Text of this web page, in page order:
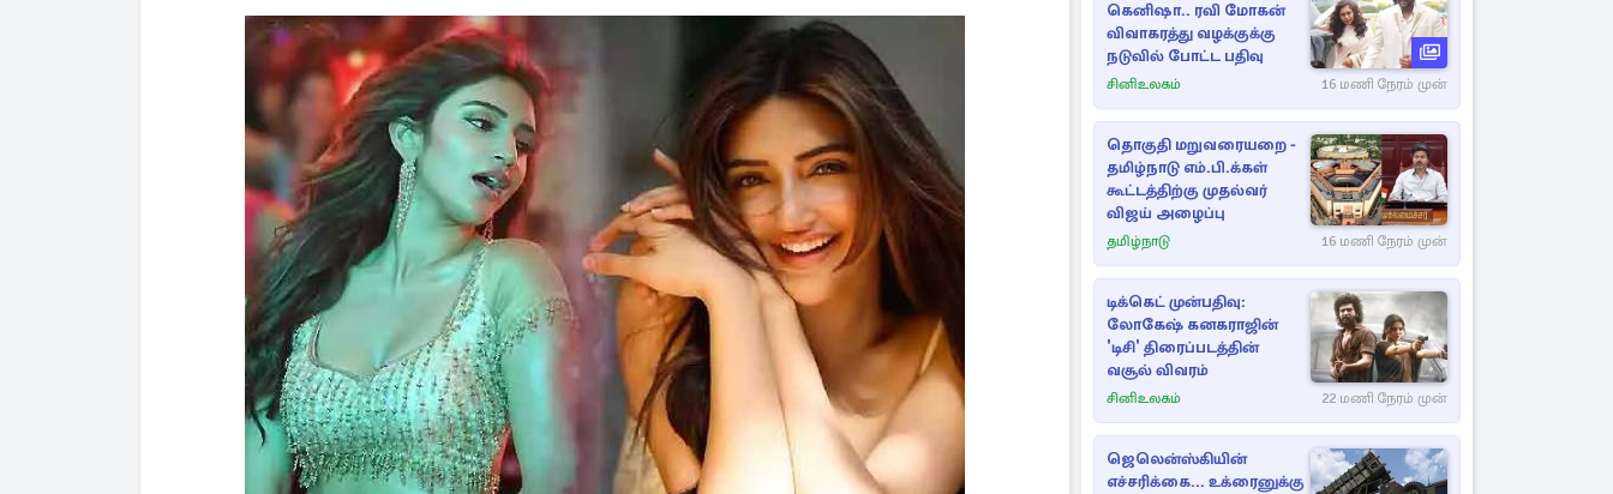
கெனிஷா.. ரவி மோகன்
விவாகரத்து வழக்குக்கு
நடுவில் போட்ட பதிவு
சினிஉலகம் 16 மணி நேரம் முன்
தொகுதி மறுவரையறை -
தமிழ்நாடு எம்.பி.க்கள்
கூட்டத்திற்கு முதல்வர்
விஜய் அழைப்பு
தமிழ்நாடு 16 மணி நேரம் முன்
டிக்கெட் முன்பதிவு:
லோகேஷ் கனகராஜின்
'டிசி' திரைப்படத்தின்
வசூல் விவரம்
சினிஉலகம் 22 மணி நேரம் முன்
ஜெலென்ஸ்கியின்
எச்சரிக்கை... உக்ரைனுக்கு